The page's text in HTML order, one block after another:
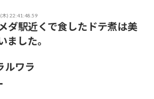
) 22:41:48.59
ダ駅近くで食したドテ煮は美
ました。
ルワラ